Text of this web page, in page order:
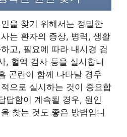
을 찾기 위해서는 정밀한
는 환자의 증상, 병력, 생활
고, 필요에 따라 내시경 검
, 혈액 검사 등을 실시합니
곤란이 함께 나타날 경우
으로 실시하는 것이 중요합
답함이 계속될 경우, 원인
찾는 것도 좋은 방법입니